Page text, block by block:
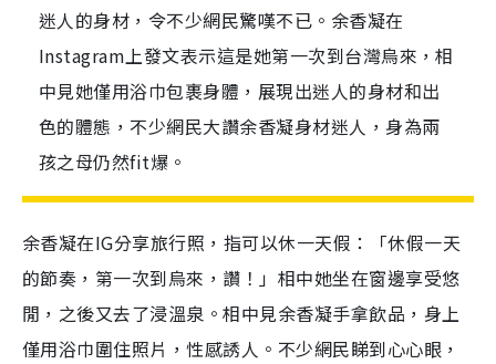
迷人的身材，令不少網民驚嘆不已。余香凝在
Instagram上發文表示這是她第一次到台灣烏來，相
中見她僅用浴巾包裹身體，展現出迷人的身材和出
色的體態，不少網民大讚余香凝身材迷人，身為兩
孩之母仍然fit爆。
余香凝在IG分享旅行照，指可以休一天假：「休假一天
的節奏，第一次到烏來，讚！」相中她坐在窗邊享受悠
閒，之後又去了浸溫泉。相中見余香凝手拿飲品，身上
僅用浴巾圍住照片，性感誘人。不少網民睇到心心眼，